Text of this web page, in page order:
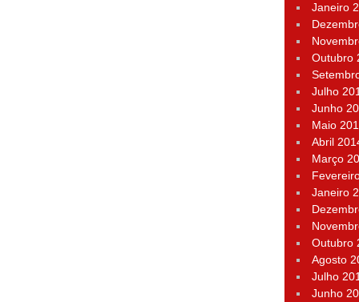
Janeiro
Outubro
Julho
Junho
Maio
Abril
Março
Janeiro
Outubro
Agosto
Julho
Junho